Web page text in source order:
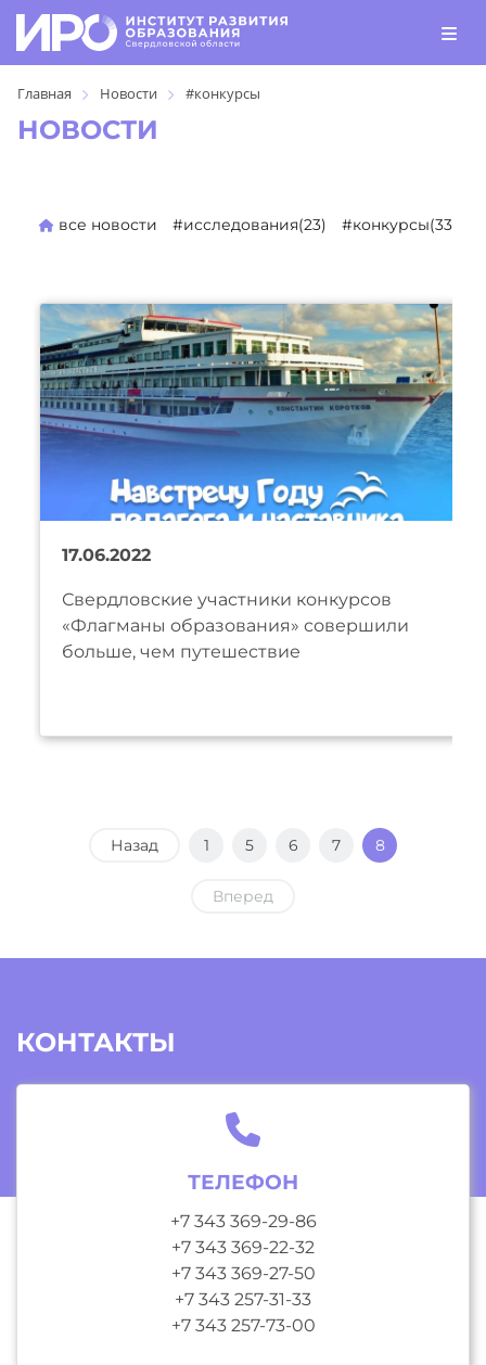
Главная Новости #конкурсы
НОВОСТИ
все новости #исследования(23) #конкурсы(330)
17.06.2022
Свердловские участники конкурсов
«Флагманы образования» совершили
больше, чем путешествие
Назад 1 5 6 7 8
Вперед
КОНТАКТЫ
ТЕЛЕФОН
+7 343 369-29-86
+7 343 369-22-32
+7 343 369-27-50
+7 343 257-31-33
+7 343 257-73-00